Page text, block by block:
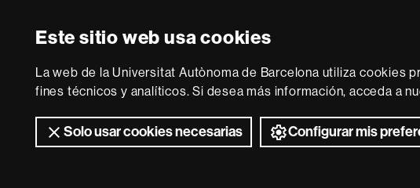
Este sitio web usa cookies
La web de la Universitat Autònoma de Barcelona utiliza cookies
fines técnicos y analíticos. Si desea más información, acceda a
Solo usar cookies necesarias Configurar mis
Sobre
esta
web
Aviso legal Protección